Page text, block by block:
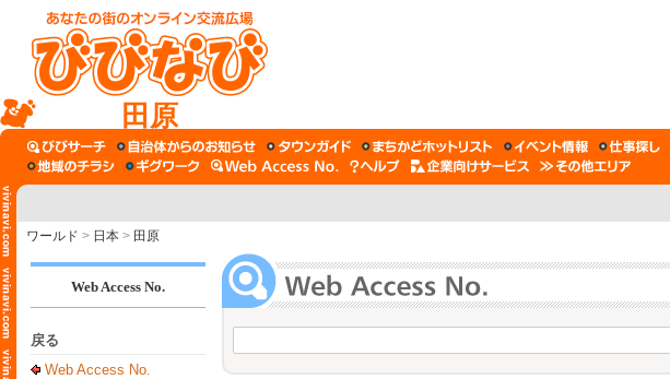
田原
ワールド > 日本 > 田原
Web Access No.
戻る
Web Access No.